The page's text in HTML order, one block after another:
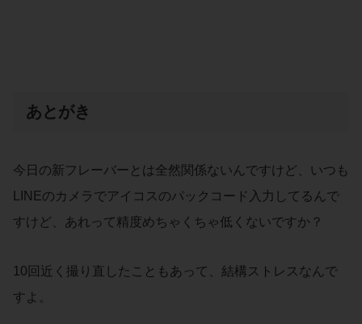
あとがき
今日の新フレーバーとは全然関係ないんですけど、いつも
LINEのカメラでアイコスのパックコード入力してるんで
すけど、あれって精度めちゃくちゃ低くないですか？
10回近く撮り直したこともあって、結構ストレスなんで
すよ。